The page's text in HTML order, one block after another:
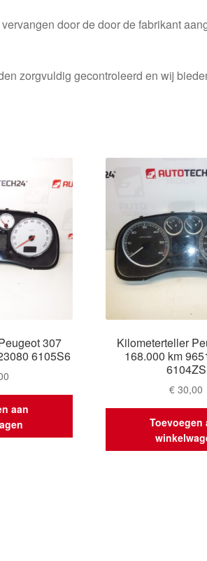
door de door de fabrikant
zorgvuldig gecontroleerd en wij
307
6105S6
aan
Kilometerteller
168.000 km
6104ZS
€ 30,00
Toevoegen